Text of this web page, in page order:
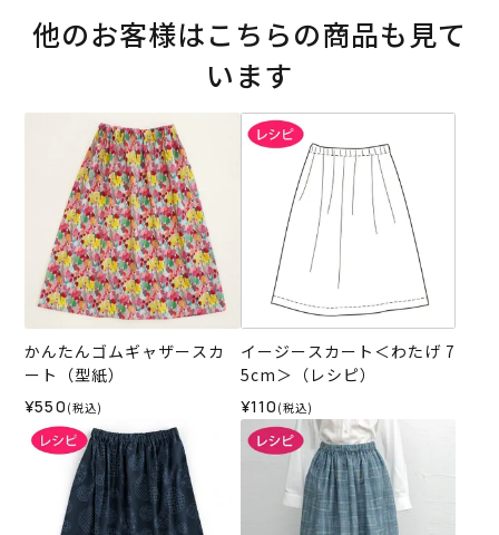
他のお客様はこちらの商品も見て
います
かんたんゴムギャザースカ
ート（型紙）
¥550 (税込)
イージースカート＜わたげ 7
5cm＞（レシピ）
¥110 (税込)